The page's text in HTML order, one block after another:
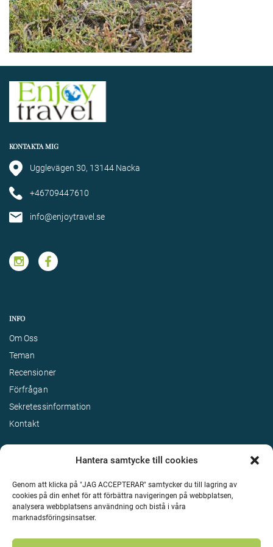
Hantera samtycke till cookies
Genom att klicka på "JAG ACCEPTERAR" samtycker du till lagring av
cookies på din enhet för att förbättra navigeringen på webbplatsen,
analysera webbplatsens användning och bistå i våra
marknadsföringsinsatser.
KONTAKTA MIG
Ugglevägen 30, 13144 Nacka
+46709447610
info@enjoytravel.se
INFO
Om Oss
Teman
Recensioner
Förfrågan
Sekretessinformation
Kontakt